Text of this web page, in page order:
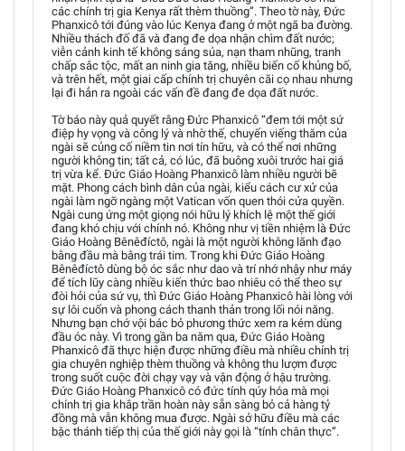
các chính trị gia Kenya rất thèm thuồng”. Theo tờ này, Đức
Phanxicô tới đúng vào lúc Kenya đang ở một ngã ba đường.
Nhiều thách đố đã và đang đe dọa nhận chìm đất nước;
viễn cảnh kinh tế không sáng sủa, nạn tham nhũng, tranh
chấp sắc tộc, mất an ninh gia tăng, nhiều biến cố khủng bố,
và trên hết, một giai cấp chính trị chuyên cãi cọ nhau nhưng
lại đi hẳn ra ngoài các vấn đề đang đe dọa đất nước.
Tờ báo này quả quyết rằng Đức Phanxicô “đem tới một sứ
điệp hy vọng và công lý và nhờ thế, chuyến viếng thăm của
ngài sẽ củng cố niềm tin nơi tín hữu, và có thể nơi những
người không tin; tất cả, có lúc, đã buông xuôi trước hai giá
trị vừa kể. Đức Giáo Hoàng Phanxicô làm nhiều người bẽ
mặt. Phong cách bình dân của ngài, kiểu cách cư xử của
ngài làm ngỡ ngàng một Vatican vốn quen thói cửa quyền.
Ngài cung ứng một giọng nói hữu lý khích lệ một thế giới
đang khó chịu với chính nó. Không như vị tiền nhiệm là Đức
Giáo Hoàng Bênêđíctô, ngài là một người không lãnh đạo
bằng đầu mà bằng trái tim. Trong khi Đức Giáo Hoàng
Bênêđíctô dùng bộ óc sắc như dao và trí nhớ nhậy như máy
để tích lũy càng nhiều kiến thức bao nhiêu có thể theo sự
đòi hỏi của sứ vụ, thì Đức Giáo Hoàng Phanxicô hài lòng với
sự lôi cuốn và phong cách thanh thản trong lối nói năng.
Nhưng bạn chớ vội bác bỏ phương thức xem ra kém dùng
đầu óc này. Vì trong gần ba năm qua, Đức Giáo Hoàng
Phanxicô đã thực hiện được những điều mà nhiều chính trị
gia chuyên nghiệp thèm thuồng và không thu lượm được
trong suốt cuộc đời chạy vạy và vận động ở hậu trường.
Đức Giáo Hoàng Phanxicô có đức tính qúy hóa mà mọi
chính trị gia khắp trần hoàn này sẵn sàng bỏ cả hàng tỷ
đồng mà vẫn không mua được. Ngài sở hữu điều mà các
bậc thánh tiếp thị của thế giới này gọi là “tính chân thực”.